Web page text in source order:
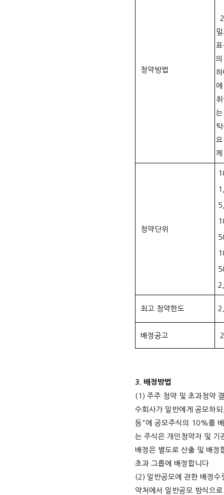
청약방법
청약단위
최고 청약한도
배정공고
3. 배정방법
(1) 주주 청약 및 초과청약
수회사가 일반에게 공모하되
등" 에 공모주식의 10%를
는 주식은 개인청약자 및 기
배정은 별도로 산출 및 배정
초과 그룹에 배정합니다
(2) 일반공모에 관한 배정
약처에서 일반공모 방식으